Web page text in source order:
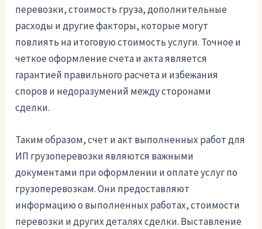
перевозки, стоимость груза, дополнительные
расходы и другие факторы, которые могут
повлиять на итоговую стоимость услуги. Точное и
четкое оформление счета и акта является
гарантией правильного расчета и избежания
споров и недоразумений между сторонами
сделки.
Таким образом, счет и акт выполненных работ для
ИП грузоперевозки являются важными
документами при оформлении и оплате услуг по
грузоперевозкам. Они предоставляют
информацию о выполненных работах, стоимости
перевозки и других деталях сделки. Выставление